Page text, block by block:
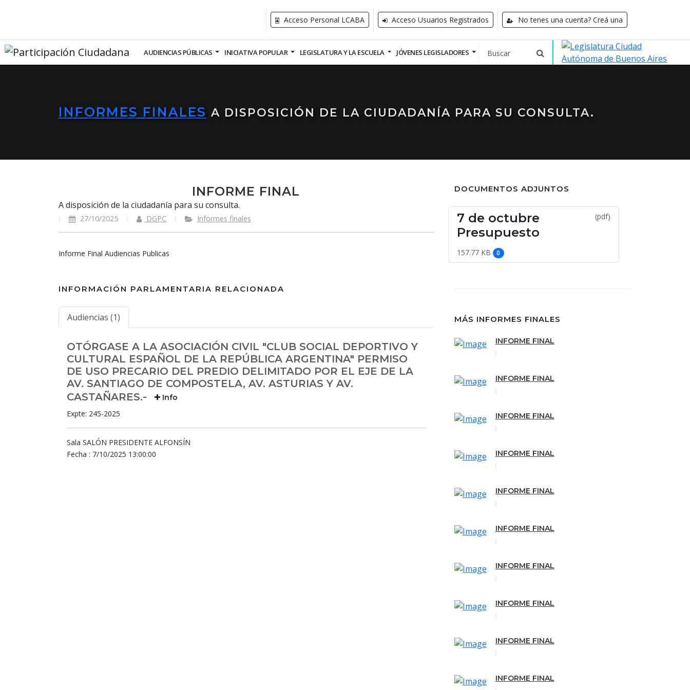
Acceso Personal LCABA Acceso Usuarios Registrados No tenes una cuenta? Creá una
AUDIENCIAS PÚBLICAS INICIATIVA POPULAR LEGISLATURA Y LA ESCUELA JÓVENES LEGISLADORES
INFORMES FINALES A DISPOSICIÓN DE LA CIUDADANÍA PARA SU CONSULTA.
INFORME FINAL
A disposición de la ciudadanía para su consulta.
27/10/2025 DGPC Informes finales
Informe Final Audiencias Publicas
INFORMACIÓN PARLAMENTARIA RELACIONADA
Audiencias (1)
OTÓRGASE A LA ASOCIACIÓN CIVIL "CLUB SOCIAL DEPORTIVO Y
CULTURAL ESPAÑOL DE LA REPÚBLICA ARGENTINA" PERMISO
DE USO PRECARIO DEL PREDIO DELIMITADO POR EL EJE DE LA
AV. SANTIAGO DE COMPOSTELA, AV. ASTURIAS Y AV.
CASTAÑARES.-
Info
Expte: 245-2025
Sala SALÓN PRESIDENTE ALFONSÍN
Fecha : 7/10/2025 13:00:00
DOCUMENTOS ADJUNTOS
7 de octubre
Presupuesto
(pdf)
157.77 KB 0
MÁS INFORMES FINALES
INFORME FINAL
INFORME FINAL
INFORME FINAL
INFORME FINAL
INFORME FINAL
INFORME FINAL
INFORME FINAL
INFORME FINAL
INFORME FINAL
INFORME FINAL